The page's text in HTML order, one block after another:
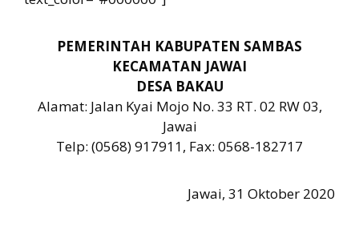
PEMERINTAH KABUPATEN SAMBAS
KECAMATAN JAWAI
DESA BAKAU
Alamat: Jalan Kyai Mojo No. 33 RT. 02 RW 03,
Jawai
Telp: (0568) 917911, Fax: 0568-182717
Jawai, 31 Oktober 2020